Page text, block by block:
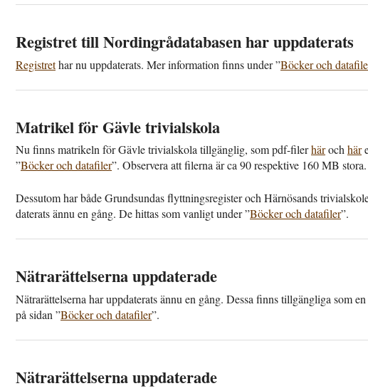
Registret till Nordingrå­databasen har upp­daterats
Registrethar nu upp­daterats. Mer information finns under ”Böcker och
Matrikel för Gävle trivial­skola
Nu finns matrikeln för Gävle trivial­skola tillgänglig, som pdf-filerhärochhär
”Böcker och data­filer”. Observera att filerna är ca 90 respektive 160 MB stora.
Dessutom har både Grundsundas flyttnings­register och Härnösands
daterats ännu en gång. De hittas som vanligt under ”Böcker och data­filer”.
Nätra­rättelserna upp­daterade
Nätra­rättelserna har upp­daterats ännu en gång. Dessa finns till­gängliga som
på sidan ”Böcker och data­filer”.
Nätra­rättelserna upp­daterade